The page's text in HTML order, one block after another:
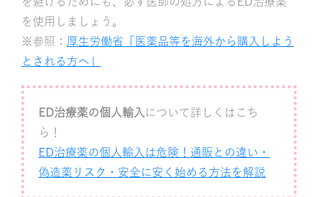
を使用しましょう。
※参照： 厚生労働省「医薬品等を海外から購入しよう
とされる方へ」
ED治療薬の個人輸入 について詳しくはこち
ら！
ED治療薬の個人輸入は危険！通販との違い・
偽造薬リスク・安全に安く始める方法を解説